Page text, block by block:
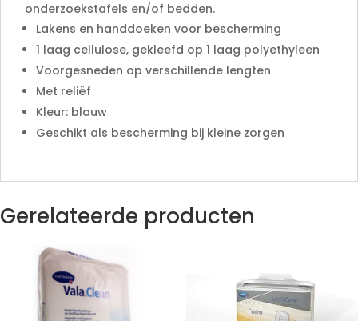
onderzoekstafels en/of bedden.
Lakens en handdoeken voor bescherming
1 laag cellulose, gekleefd op 1 laag polyethyleen
Voorgesneden op verschillende lengten
Met reliëf
Kleur: blauw
Geschikt als bescherming bij kleine zorgen
Gerelateerde producten